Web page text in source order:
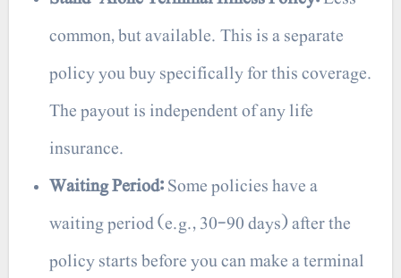
common, but available. This is a separate
policy you buy specifically for this coverage.
The payout is independent of any life
insurance.
Waiting Period:Some policies have a
waiting period (e.g., 30-90 days) after the
policy starts before you can make a terminal